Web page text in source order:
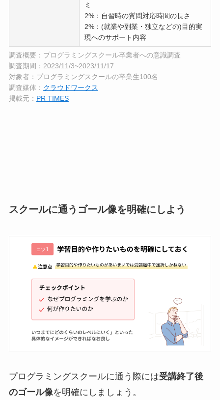
ミ
2%：自習時の質問対応時間の長さ
2%：(就業や副業・独立などの)目的実
現へのサポート内容
調査概要：プログラミングスクール卒業者への意識調査
調査期間：2023/11/3~2023/11/17
対象者：プログラミングスクールの卒業生100名
調査媒体： クラウドワークス
掲載元： PR TIMES
スクールに通うゴール像を明確にしよう
プログラミングスクールに通う際には受講終了後
のゴール像を明確にしましょう。